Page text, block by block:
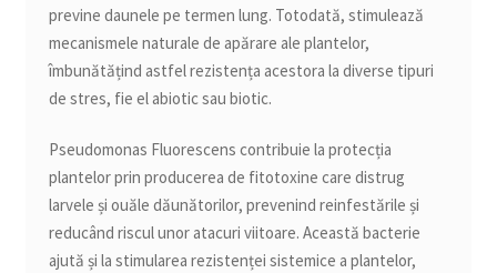
previne daunele pe termen lung. Totodată, stimulează
mecanismele naturale de apărare ale plantelor,
îmbunătățind astfel rezistența acestora la diverse tipuri
de stres, fie el abiotic sau biotic.
Pseudomonas Fluorescens contribuie la protecția
plantelor prin producerea de fitotoxine care distrug
larvele și ouăle dăunătorilor, prevenind reinfestările și
reducând riscul unor atacuri viitoare. Această bacterie
ajută și la stimularea rezistenței sistemice a plantelor,